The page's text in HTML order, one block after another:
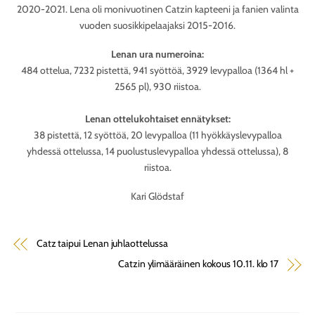
2020-2021. Lena oli monivuotinen Catzin kapteeni ja fanien valinta
vuoden suosikkipelaajaksi 2015-2016.
Lenan ura numeroina:
484 ottelua, 7232 pistettä, 941 syöttöä, 3929 levypalloa (1364 hl +
2565 pl), 930 riistoa.
Lenan ottelukohtaiset ennätykset:
38 pistettä, 12 syöttöä, 20 levypalloa (11 hyökkäyslevypalloa
yhdessä ottelussa, 14 puolustuslevypalloa yhdessä ottelussa), 8
riistoa.
Kari Glödstaf
Catz taipui Lenan juhlaottelussa
Catzin ylimääräinen kokous 10.11. klo 17